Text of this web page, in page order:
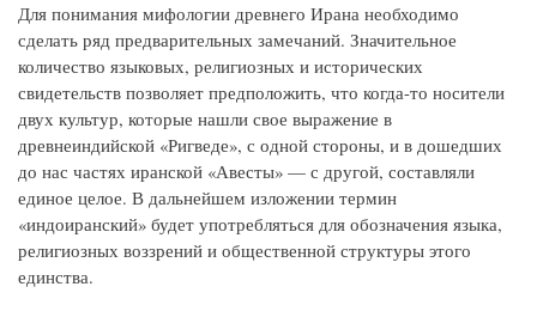
Для понимания мифологии древнего Ирана необходимо
сделать ряд предварительных замечаний. Значительное
количество языковых, религиозных и исторических
свидетельств позволяет предположить, что когда-то носители
двух культур, которые нашли свое выражение в
древнеиндийской «Ригведе», с одной стороны, и в дошедших
до нас частях иранской «Авесты» — с другой, составляли
единое целое. В дальнейшем изложении термин
«индоиранский» будет употребляться для обозначения языка,
религиозных воззрений и общественной структуры этого
единства.